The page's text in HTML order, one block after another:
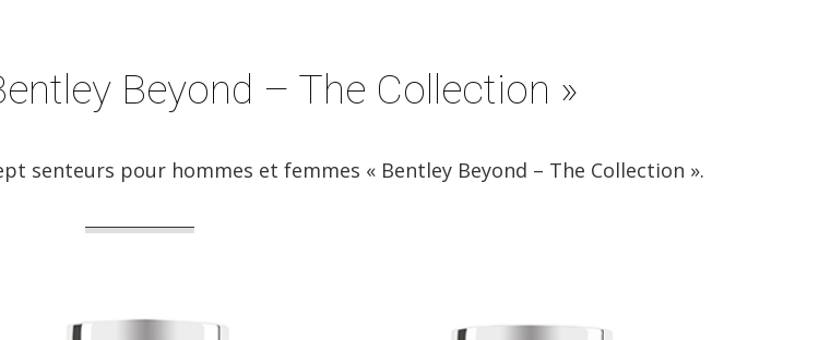
Beyond – The Collection »
senteurs pour hommes et femmes « Bentley Beyond – The Collection ».